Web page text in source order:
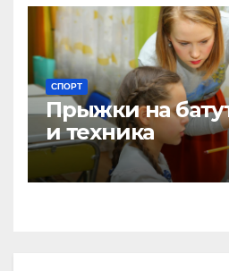
СПОРТ
Прыжки на
и техника